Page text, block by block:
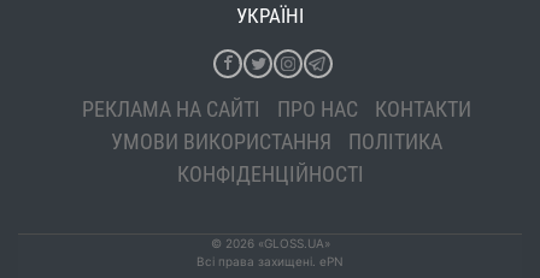
УКРАЇНІ
РЕКЛАМА НА САЙТІ ПРО НАС
КОНТАКТИ
УМОВИ ВИКОРИСТАННЯ
ПОЛІТИКА
КОНФІДЕНЦІЙНОСТІ
© 2026 «GLOSS.UA»
Всі права захищені. ePN